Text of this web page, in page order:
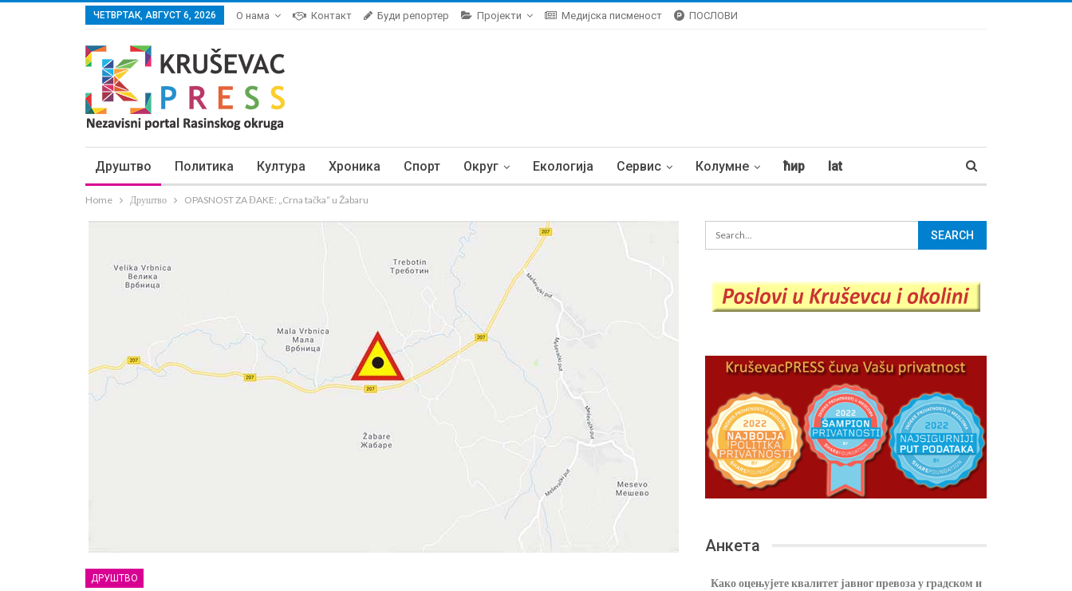
ЧЕТВРТАК, АВГУСТ 6, 2026 О нама Контакт Буди репортер Пројекти Медијска писменост ПОСЛОВИ
Друштво Политика Култура Хроника Спорт Округ Екологија Сервис Колумне ћир lat
Home Друштво OPASNOST ZA ĐAKE: „Crna tačka“ u Žabaru
ДРУШТВО
Анкета
Како оцењујете квалитет јавног превоза у градском и